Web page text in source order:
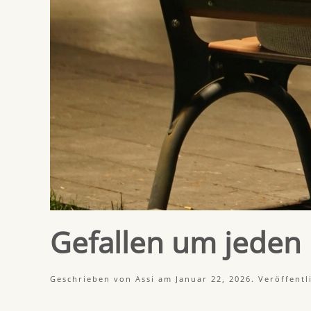
Gefallen um jeden
Geschrieben von Assi am Januar 22, 2026 .